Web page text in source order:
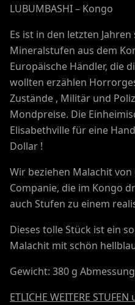
LUBUMBASHI – Kongo
Es ist in den letzten
Mineralstufen aus dem
Europäische Händler, die
wollten erzählen
Zustände , Militär und
Mondpreise. Die
Elisabethville für eine
Dollar !
Wir beziehen Malachit
Companie, die im Kongo
auch Stufen zu einem
Dieses tolle Stück ist ein
Malachit mit schön
Gewicht: 380 g
ETLICHE WEITERE